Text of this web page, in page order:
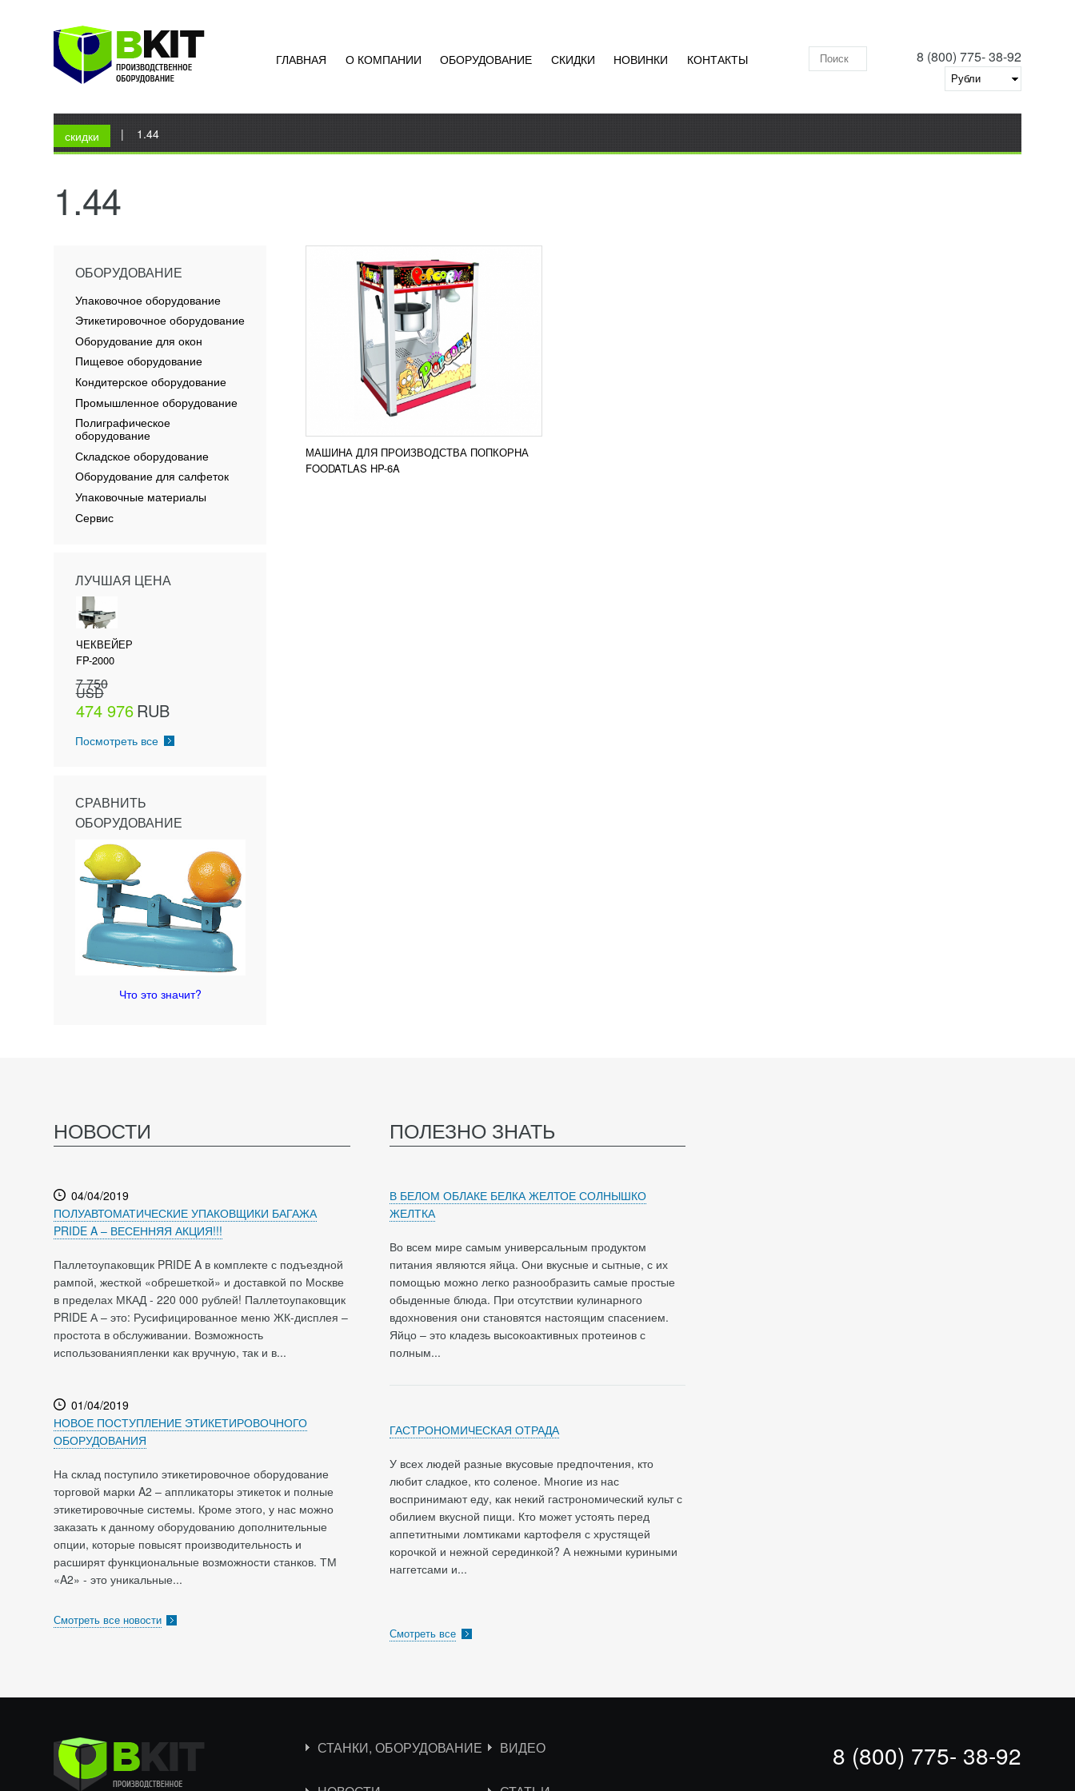
ГЛАВНАЯ О КОМПАНИИ ОБОРУДОВАНИЕ СКИДКИ НОВИНКИ КОНТАКТЫ
8 (800) 775- 38-92
Поиск по складу
Вы здесь
Главная | 1.44
1.44
УЗНАТЬ ЦЕНУ
Установка HP-6A для производства
попкорна от компании Foodatlas
является отличным решением для
МАШИНА ДЛЯ ПРОИЗВОДСТВА ПОПКОРНА
FOODATLAS HP-6A
ОБОРУДОВАНИЕ
Упаковочное оборудование
Этикетировочное оборудование
Оборудование для окон
Пищевое оборудование
Кондитерское оборудование
Промышленное оборудование
Полиграфическое
оборудование
Складское оборудование
Оборудование для салфеток
Упаковочные материалы
Сервис
ЛУЧШАЯ ЦЕНА
скидки
ЧЕКВЕЙЕР
FP-2000
7 750
USD
474 976RUB
Посмотреть все
СРАВНИТЬ
ОБОРУДОВАНИЕ
Что это значит?
НОВОСТИ
04/04/2019
ПОЛУАВТОМАТИЧЕСКИЕ УПАКОВЩИКИ БАГАЖА
PRIDE A – ВЕСЕННЯЯ АКЦИЯ!!!
Паллетоупаковщик PRIDE A в комплекте с подъездной
рампой, жесткой «обрешеткой» и доставкой по Москве
в пределах МКАД - 220 000 рублей! Паллетоупаковщик
PRIDE А – это: Русифицированное меню ЖК-дисплея –
простота в обслуживании. Возможность
использованияпленки как вручную, так и в...
01/04/2019
НОВОЕ ПОСТУПЛЕНИЕ ЭТИКЕТИРОВОЧНОГО
ОБОРУДОВАНИЯ
На склад поступило этикетировочное оборудование
торговой марки A2 – аппликаторы этикеток и полные
этикетировочные системы. Кроме этого, у нас можно
заказать к данному оборудованию дополнительные
опции, которые повысят производительность и
расширят функциональные возможности станков. ТМ
«A2» - это уникальные...
Смотреть все новости
ПОЛЕЗНО ЗНАТЬ
В БЕЛОМ ОБЛАКЕ БЕЛКА ЖЕЛТОЕ СОЛНЫШКО
ЖЕЛТКА
Во всем мире самым универсальным продуктом
питания являются яйца. Они вкусные и сытные, с их
помощью можно легко разнообразить самые простые
обыденные блюда. При отсутствии кулинарного
вдохновения они становятся настоящим спасением.
Яйцо – это кладезь высокоактивных протеинов с
полным...
ГАСТРОНОМИЧЕСКАЯ ОТРАДА
У всех людей разные вкусовые предпочтения, кто
любит сладкое, кто соленое. Многие из нас
воспринимают еду, как некий гастрономический культ с
обилием вкусной пищи. Кто может устоять перед
аппетитными ломтиками картофеля с хрустящей
корочкой и нежной серединкой? А нежными куриными
наггетсами и...
Смотреть все
СТАНКИ, ОБОРУДОВАНИЕ ВИДЕО 8 (800) 775- 38-92